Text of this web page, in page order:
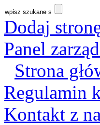
Dodaj
Panel
Strona
Regulamin
Kontakt z